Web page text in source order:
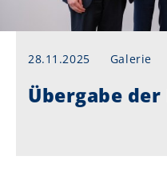
28.11.2025 Galerie
Übergabe